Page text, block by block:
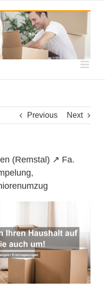
Previous Next
(Remstal) ↗️ Fa.